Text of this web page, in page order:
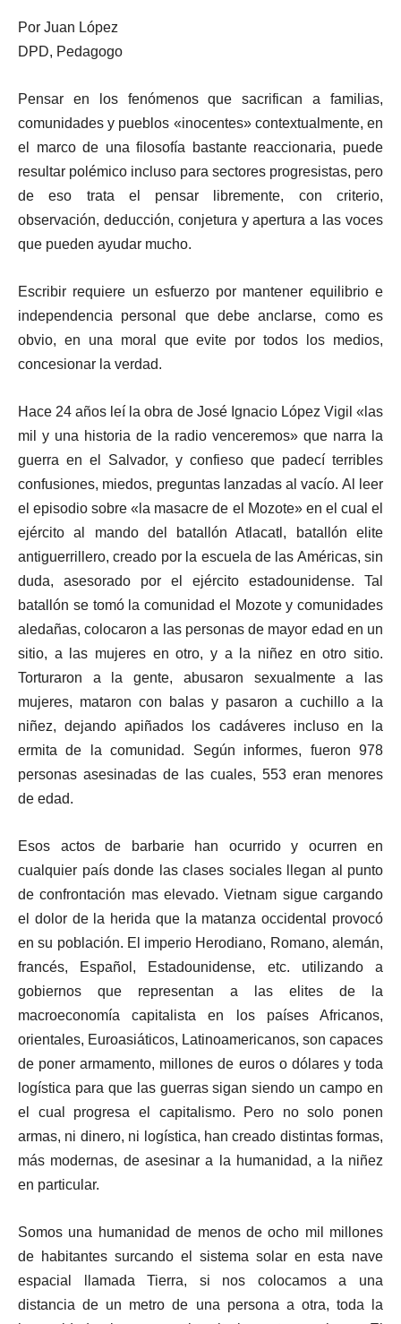
Por Juan López
DPD, Pedagogo
Pensar en los fenómenos que sacrifican a familias,
comunidades y pueblos «inocentes» contextualmente, en
el marco de una filosofía bastante reaccionaria, puede
resultar polémico incluso para sectores progresistas, pero
de eso trata el pensar libremente, con criterio,
observación, deducción, conjetura y apertura a las voces
que pueden ayudar mucho.
Escribir requiere un esfuerzo por mantener equilibrio e
independencia personal que debe anclarse, como es
obvio, en una moral que evite por todos los medios,
concesionar la verdad.
Hace 24 años leí la obra de José Ignacio López Vigil «las
mil y una historia de la radio venceremos» que narra la
guerra en el Salvador, y confieso que padecí terribles
confusiones, miedos, preguntas lanzadas al vacío. Al leer
el episodio sobre «la masacre de el Mozote» en el cual el
ejército al mando del batallón Atlacatl, batallón elite
antiguerrillero, creado por la escuela de las Américas, sin
duda, asesorado por el ejército estadounidense. Tal
batallón se tomó la comunidad el Mozote y comunidades
aledañas, colocaron a las personas de mayor edad en un
sitio, a las mujeres en otro, y a la niñez en otro sitio.
Torturaron a la gente, abusaron sexualmente a las
mujeres, mataron con balas y pasaron a cuchillo a la
niñez, dejando apiñados los cadáveres incluso en la
ermita de la comunidad. Según informes, fueron 978
personas asesinadas de las cuales, 553 eran menores
de edad.
Esos actos de barbarie han ocurrido y ocurren en
cualquier país donde las clases sociales llegan al punto
de confrontación mas elevado. Vietnam sigue cargando
el dolor de la herida que la matanza occidental provocó
en su población. El imperio Herodiano, Romano, alemán,
francés, Español, Estadounidense, etc. utilizando a
gobiernos que representan a las elites de la
macroeconomía capitalista en los países Africanos,
orientales, Euroasiáticos, Latinoamericanos, son capaces
de poner armamento, millones de euros o dólares y toda
logística para que las guerras sigan siendo un campo en
el cual progresa el capitalismo. Pero no solo ponen
armas, ni dinero, ni logística, han creado distintas formas,
más modernas, de asesinar a la humanidad, a la niñez
en particular.
Somos una humanidad de menos de ocho mil millones
de habitantes surcando el sistema solar en esta nave
espacial llamada Tierra, si nos colocamos a una
distancia de un metro de una persona a otra, toda la